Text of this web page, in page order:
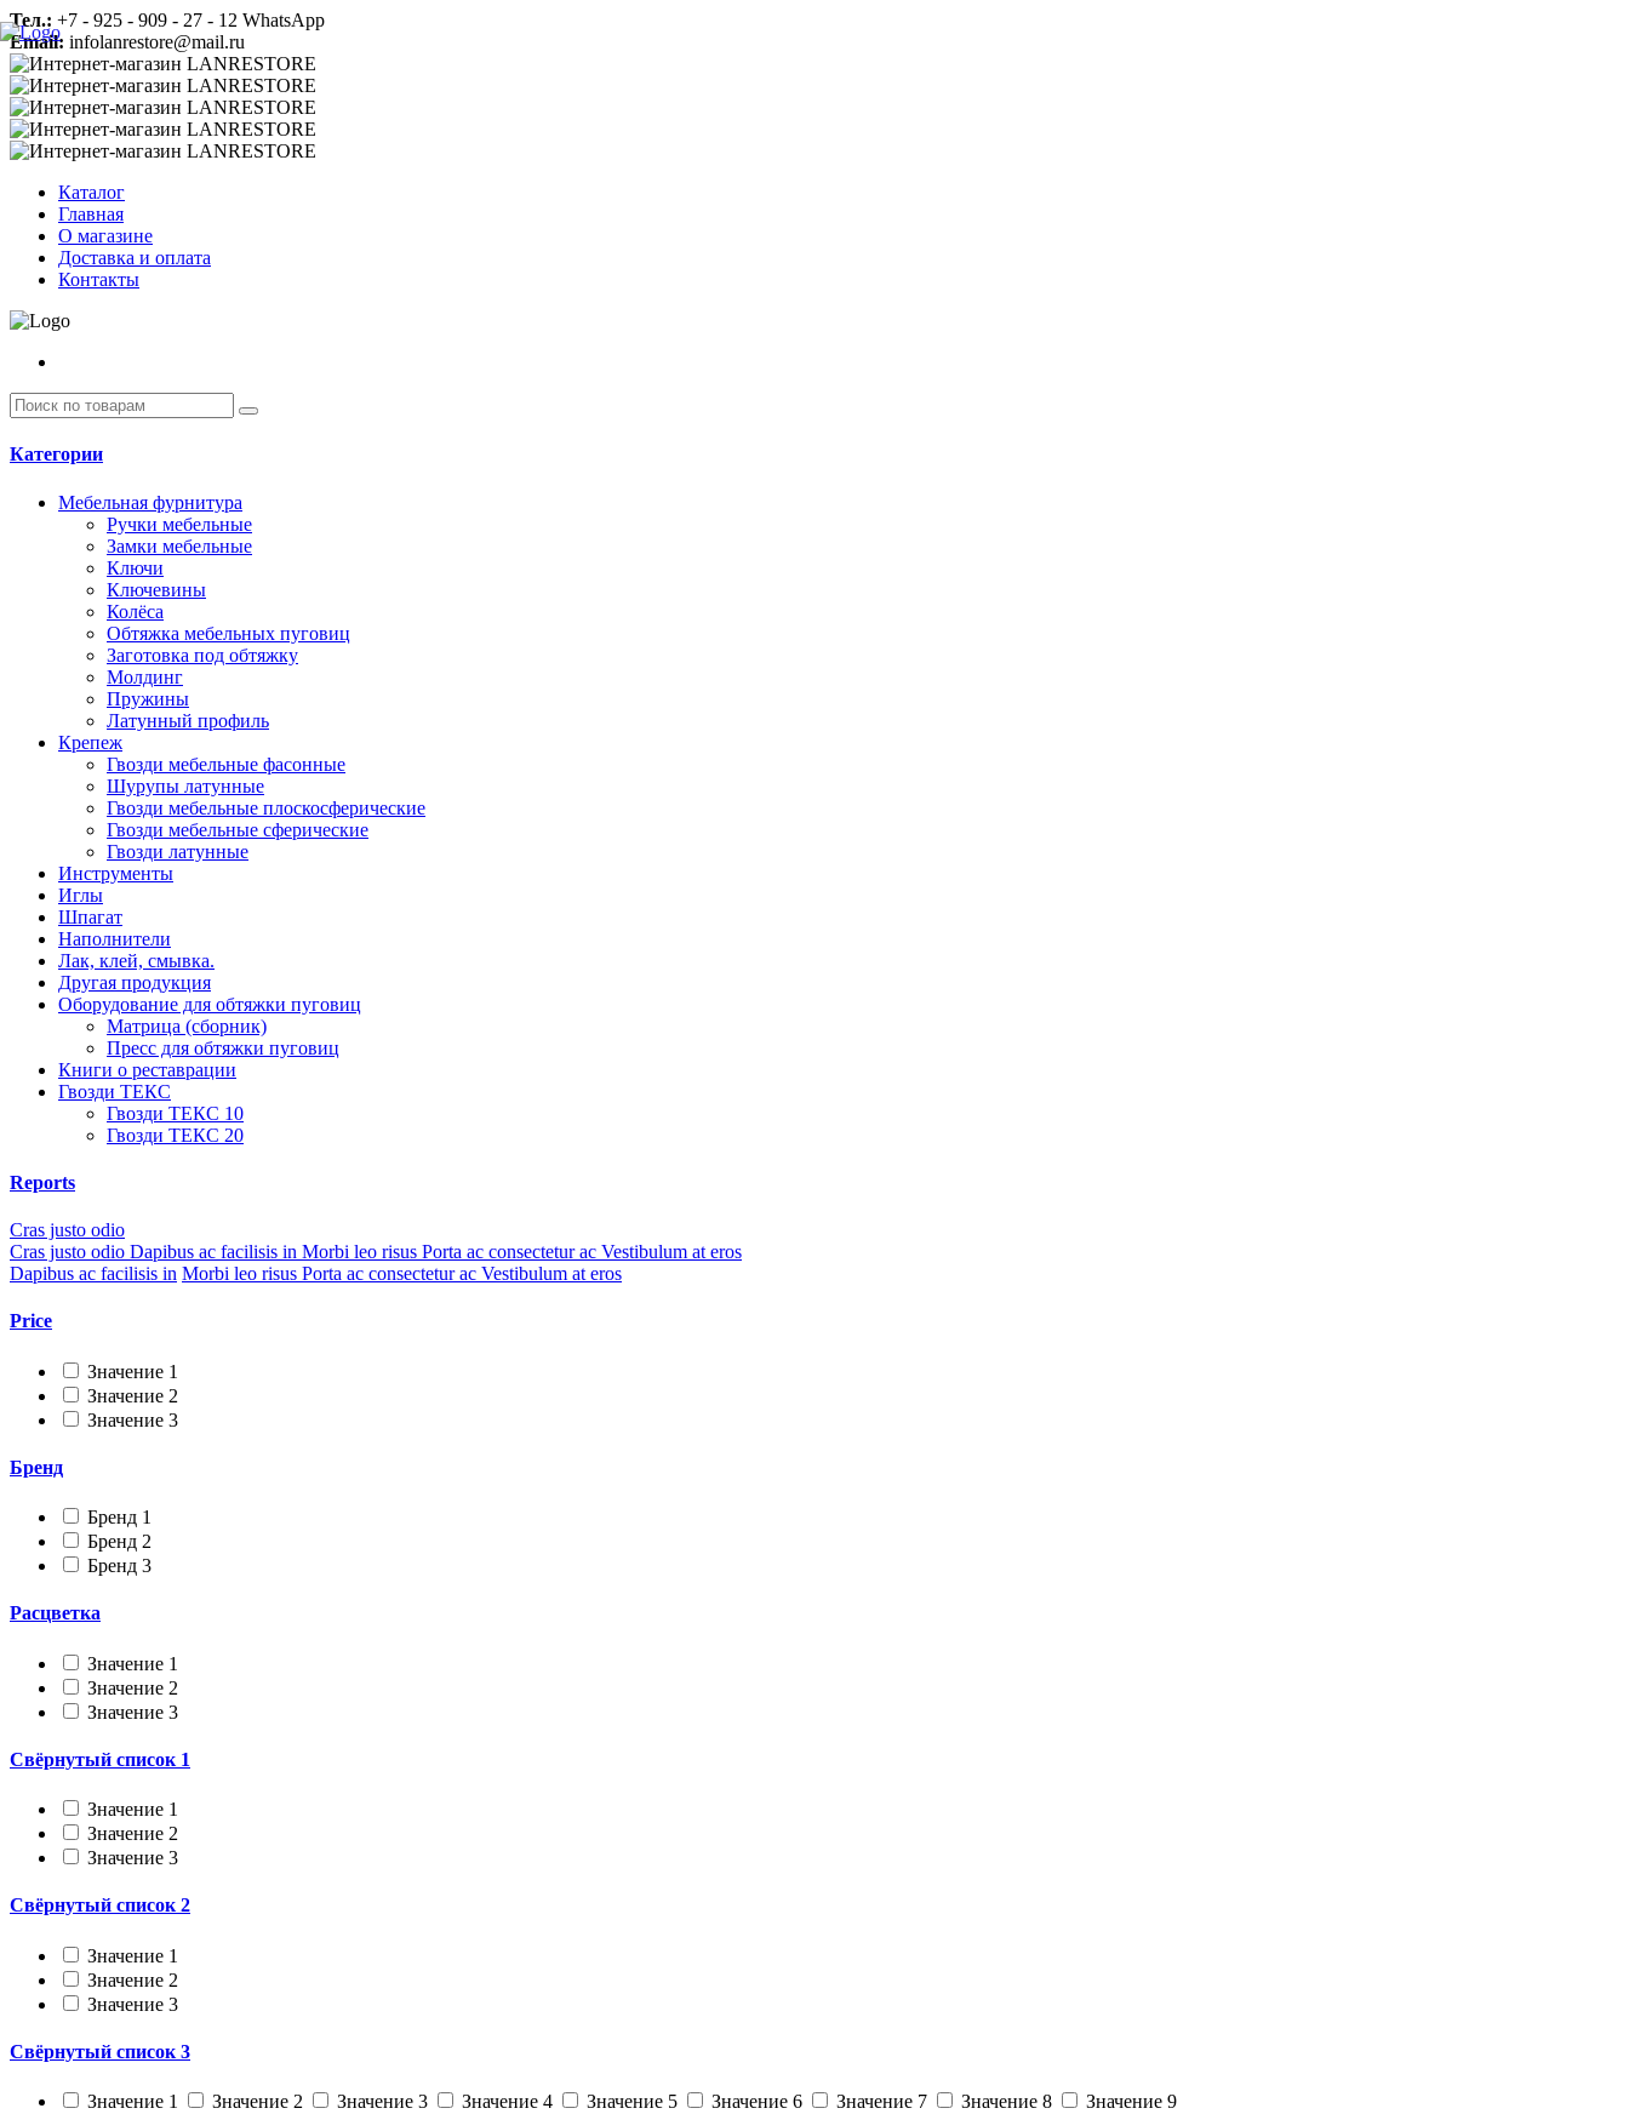
Тел.: +7 - 925 - 909 - 27 - 12 WhatsApp
Email: infolanrestore@mail.ru
Каталог
Главная
О магазине
Доставка и оплата
Контакты
Категории
Мебельная фурнитура
Ручки мебельные
Замки мебельные
Ключи
Ключевины
Колёса
Обтяжка мебельных пуговиц
Заготовка под обтяжку
Молдинг
Пружины
Латунный профиль
Крепеж
Гвозди мебельные фасонные
Шурупы латунные
Гвозди мебельные плоскосферические
Гвозди мебельные сферические
Гвозди латунные
Инструменты
Иглы
Шпагат
Наполнители
Лак, клей, смывка.
Другая продукция
Оборудование для обтяжки пуговиц
Матрица (сборник)
Пресс для обтяжки пуговиц
Книги о реставрации
Гвозди ТЕКС
Гвозди ТЕКС 10
Гвозди ТЕКС 20
Reports
Cras justo odio
Cras justo odio Dapibus ac facilisis in Morbi leo risus Porta ac consectetur ac Vestibulum at eros
Dapibus ac facilisis in Morbi leo risus Porta ac consectetur ac Vestibulum at eros
Price
Значение 1
Значение 2
Значение 3
Бренд
Бренд 1
Бренд 2
Бренд 3
Расцветка
Значение 1
Значение 2
Значение 3
Свёрнутый список 1
Значение 1
Значение 2
Значение 3
Свёрнутый список 2
Значение 1
Значение 2
Значение 3
Свёрнутый список 3
Значение 1 Значение 2 Значение 3 Значение 4 Значение 5 Значение 6 Значение 7 Значение 8
Значение 9